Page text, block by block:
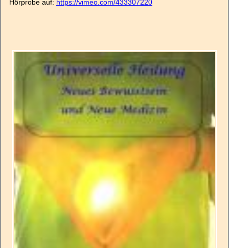
Hörprobe auf: https://vimeo.com/433307220